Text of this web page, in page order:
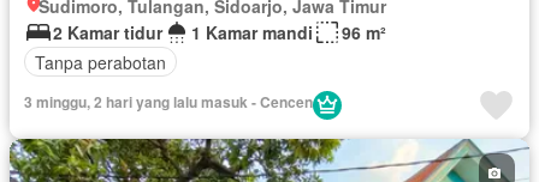
Sudimoro, Tulangan, Sidoarjo, Jawa Timur
2 Kamar tidur
1 Kamar mandi
96 m²
Tanpa perabotan
3 minggu, 2 hari yang lalu masuk - Cencen